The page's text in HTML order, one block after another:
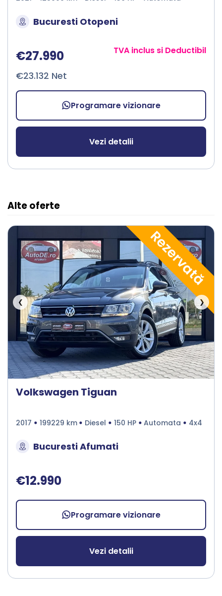
Bucuresti Otopeni
€27.990
€23.132 Net
TVA inclus si Deductibil
Programare vizionare
Vezi detalii
Alte oferte
Rezervată
❮ ❯
Volkswagen Tiguan
2017 199229 km Diesel 150 HP Automata 4x4
Bucuresti Afumati
€12.990
Programare vizionare
Vezi detalii